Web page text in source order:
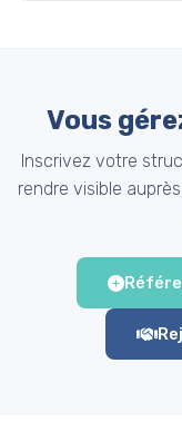
Vous
Inscrivez votre
rendre visible